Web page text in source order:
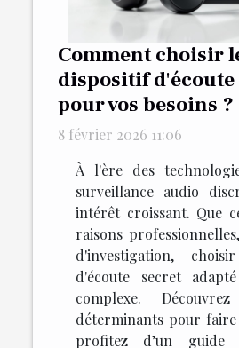
Comment choisir
dispositif d'écoute
pour vos besoins ?
8 février 2026 11:06
À l'ère des
surveillance audio
intérêt croissant. Que
raisons
d'investigation,
d'écoute secret
complexe.
déterminants pour
profitez d’un guide